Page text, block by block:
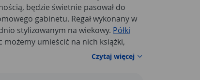
będzie świetnie pasował do
gabinetu. Regał wykonany w
stylizowanym na wiekowy. Półki
możemy umieścić na nich książki,
dziecięce zabawki oraz ramki ze
Czytaj więcej